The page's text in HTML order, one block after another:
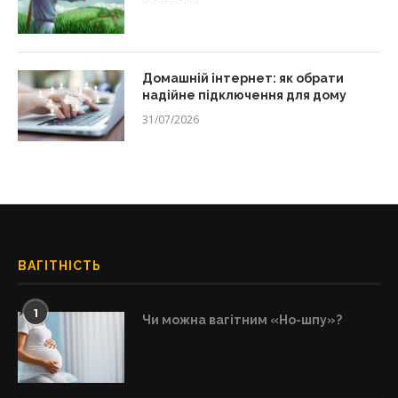
Домашній інтернет: як обрати
надійне підключення для дому
31/07/2026
ВАГІТНІСТЬ
1 Чи можна вагітним «Но-шпу»?